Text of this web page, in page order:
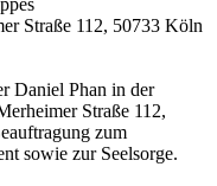
Straße 112, 50733 Köln
Daniel Phan in der
Straße 112,
zum
sowie zur Seelsorge.